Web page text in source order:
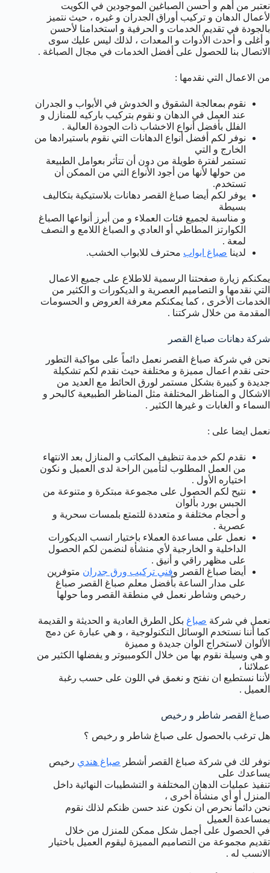
نعتبر من أهم و أحسن الصباغين الموجودين في الكويت
لأعمال الدهان و تركيب أوراق الجدران و غيره ، حيث نتميز
بالجودة في تقديم الخدمات و الحرفية و استخدامنا لأحسن
و أغلى و أحدث الأدوات و المعدات ، لذلك ليس عليك سوى
الاتصال بنا للحصول على أفضل الخدمات في مجال الصباغة .
من الاعمال التي نقدمها :
نقوم بمعالجة الشقوق و الخدوش في الأبواب و الجدران
عند العمل في الدهان و نقوم بتركيب باركيه للمنازل و
الفلل بأفضل أنواع الاخشاب ذات الجودة العالية .
نوفر لكم أفضل أنواع الدهانات التي نقوم باستيرادها من
الخارج و التي
تستمر لفترة طويلة من دون أن تتأثر بعوامل الطبيعة
من حولها لأنها من أجود الأنواع التي من الممكن أن
تستخدم.
يوفر لكم أيضا صباغ القصر دهانات بلاستيكية بتكاليف
بسيطة
و مناسبة لجميع فئات العملاء و من أبرز أنواعها الصباغ
الكوارتز المطاطي أو العادي و الصباغ اللامع و النصف
لمعة .
لدينا صباغ ابواب محترف للابواب الخشب.
يمكنكم زيارة صفحتنا الرسمية للاطلاع على جميع الاعمال
التي نقدمها و التصاميم العصرية و الديكورات و الكثير من
الخدمات الأخرى ، كما يمكنكم معرفة العروض و الحسومات
المقدمة من خلال شركتنا .
شركة دهانات صباغ القصر
نحن في شركة صباغ القصر نعمل دائماً على مواكبة التطور
حتى نقدم اعمال مميزة و مختلفة حيث نقدم لكم تشكيلة
جديدة و كبيرة بشكل مستمر لورق الحائط مع العديد من
الاشكال و المناظر المختلفة مثل المناظر الطبيعية كالبحر و
السماء و الغابات و غيرها الكثير .
نعمل ايضا على :
نقدم لكم خدمة تنظيف المكاتب و المنازل بعد الانتهاء
من العمل المطلوب لتأمين الراحة لدى العميل و نكون
اختياره الأول .
نتيح لكم الحصول على مجموعة مبتكرة و متنوعة من
الجبس بورد بألوان
و أحجام مختلفة و متعددة للتمتع بلمسات سحرية و
عصرية .
نعمل على مساعدة العملاء باختيار انسب الديكورات
الداخلية و الخارجية لأي منشأة لنضمن لكم الحصول
على مظهر راقي و أنيق .
أيضا صباغ القصر وفني تركيب ورق جدران متوفرين
على مدار الساعة بأفضل معلم صباغ القصر صباغ
رخيص وشاطر نعمل في منطقة القصر وما حولها
نعمل في شركة صباغ بكل الطرق العادية و الحديثة و القديمة
كما أننا نستخدم الوسائل التكنولوجية ، و هي عبارة عن دمج
الألوان لاستخراج الوان جديدة و مميزة
و هي وسيلة نقوم بها من خلال الكومبيوتر و يفضلها الكثير من
عملائنا ،
لأننا نستطيع ان نفتح و نغمق في اللون على حسب رغبة
العميل .
صباغ القصر شاطر و رخيص
هل ترغب بالحصول على صباغ شاطر و رخيص ؟
نوفر لك في شركة صباغ القصر أشطر صباغ هندي رخيص
يساعدك على
تنفيذ عمليات الدهان المختلفة و التشطيبات النهائية داخل
المنزل أو أي منشأة أخرى ،
نحن دائماً نحرص ان نكون عند حسن ظنكم لذلك نقوم
بمساعدة العميل
في الحصول على أجمل شكل ممكن للمنزل من خلال
تقديم مجموعة من التصاميم المميزة ليقوم العميل باختيار
الانسب له .